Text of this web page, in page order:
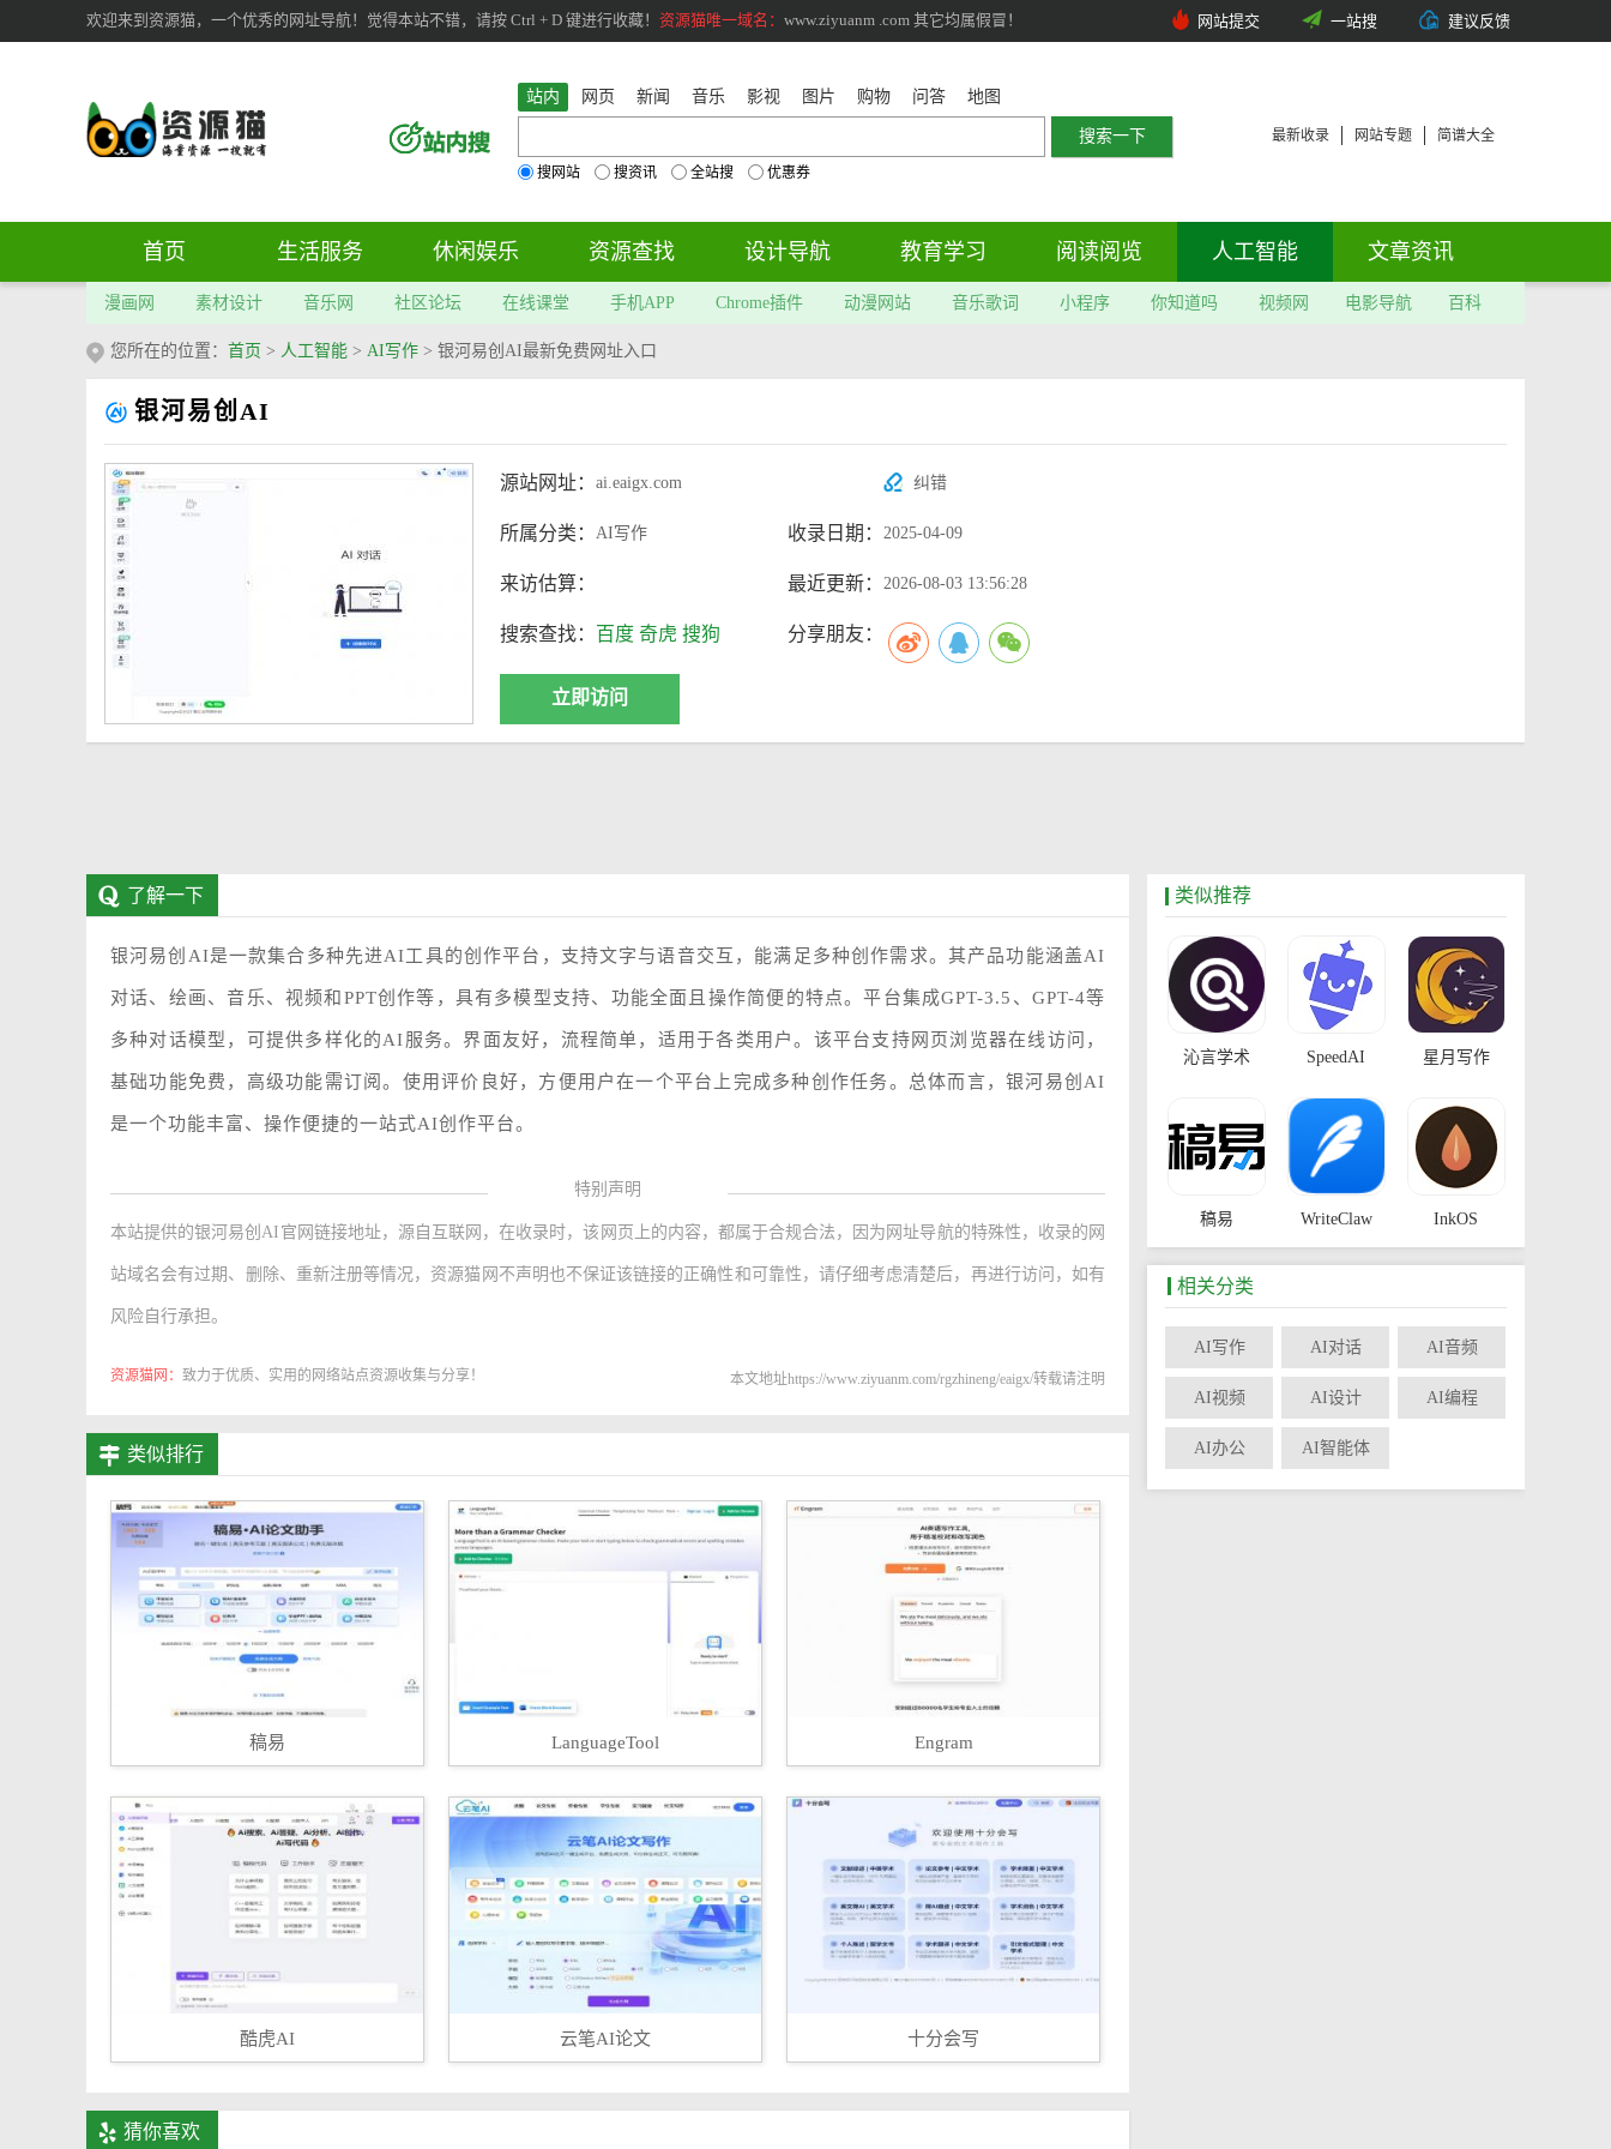
欢迎来到资源猫，一个优秀的网址导航！觉得本站不错，请按 Ctrl + D 键进行收藏！ 资源猫唯一域名： www.ziyuanm .com 其它均属假冒！ 网站提交 一站搜 建议反馈
站内 网页 新闻 音乐 影视 图片 购物 问答 地图
搜网站 搜资讯 全站搜 优惠券
最新收录 网站专题 简谱大全
首页 生活服务 休闲娱乐 资源查找 设计导航 教育学习 阅读阅览 人工智能 文章资讯
漫画网 素材设计 音乐网 社区论坛 在线课堂 手机APP Chrome插件 动漫网站 音乐歌词 小程序 你知道吗 视频网 电影导航 百科
您所在的位置： 首页 > 人工智能 > AI写作 > 银河易创AI最新免费网址入口
银河易创AI
源站网址： ai.eaigx.com 纠错
所属分类： AI写作 收录日期： 2025-04-09
来访估算： 最近更新： 2026-08-03 13:56:28
搜索查找： 百度 奇虎 搜狗 分享朋友：
立即访问
了解一下
银河易创AI是一款集合多种先进AI工具的创作平台，支持文字与语音交互，能满足多种创作需求。其产品功能涵盖AI
对话、绘画、音乐、视频和PPT创作等，具有多模型支持、功能全面且操作简便的特点。平台集成GPT-3.5、GPT-4等
多种对话模型，可提供多样化的AI服务。界面友好，流程简单，适用于各类用户。该平台支持网页浏览器在线访问，
基础功能免费，高级功能需订阅。使用评价良好，方便用户在一个平台上完成多种创作任务。总体而言，银河易创AI
是一个功能丰富、操作便捷的一站式AI创作平台。
特别声明
本站提供的银河易创AI官网链接地址，源自互联网，在收录时，该网页上的内容，都属于合规合法，因为网址导航的特殊性，收录的网
站域名会有过期、删除、重新注册等情况，资源猫网不声明也不保证该链接的正确性和可靠性，请仔细考虑清楚后，再进行访问，如有
风险自行承担。
资源猫网： 致力于优质、实用的网络站点资源收集与分享！ 本文地址https://www.ziyuanm.com/rgzhineng/eaigx/转载请注明
类似排行
稿易 LanguageTool Engram
酷虎AI 云笔AI论文 十分会写
猜你喜欢
类似推荐
沁言学术 SpeedAI 星月写作
稿易 WriteClaw InkOS
LessAI 降迹灵AI
相关分类
AI写作 AI对话 AI音频
AI视频 AI设计 AI编程
AI办公 AI智能体